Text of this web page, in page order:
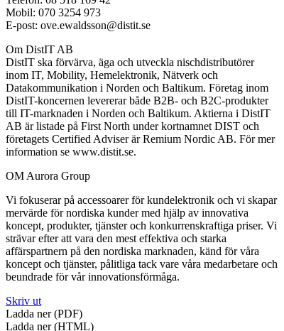
Mobil: 070 3254 973
E-post: ove.ewaldsson@distit.se
Om DistIT AB
DistIT ska förvärva, äga och utveckla nischdistributörer
inom IT, Mobility, Hemelektronik, Nätverk och
Datakommunikation i Norden och Baltikum. Företag inom
DistIT-koncernen levererar både B2B- och B2C-produkter
till IT-marknaden i Norden och Baltikum. Aktierna i DistIT
AB är listade på First North under kortnamnet DIST och
företagets Certified Adviser är Remium Nordic AB. För mer
information se www.distit.se.
OM Aurora Group
Vi fokuserar på accessoarer för kundelektronik och vi skapar
mervärde för nordiska kunder med hjälp av innovativa
koncept, produkter, tjänster och konkurrenskraftiga priser. Vi
strävar efter att vara den mest effektiva och starka
affärspartnern på den nordiska marknaden, känd för våra
koncept och tjänster, pålitliga tack vare våra medarbetare och
beundrade för vår innovationsförmåga.
Skriv ut
Ladda ner (PDF)
Ladda ner (HTML)